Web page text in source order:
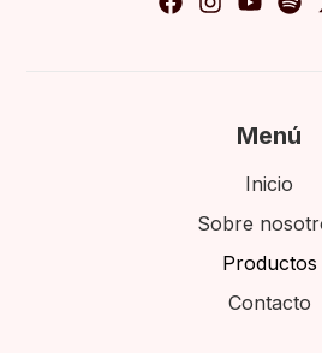
Menú
Inicio
Sobre
Productos
Contacto